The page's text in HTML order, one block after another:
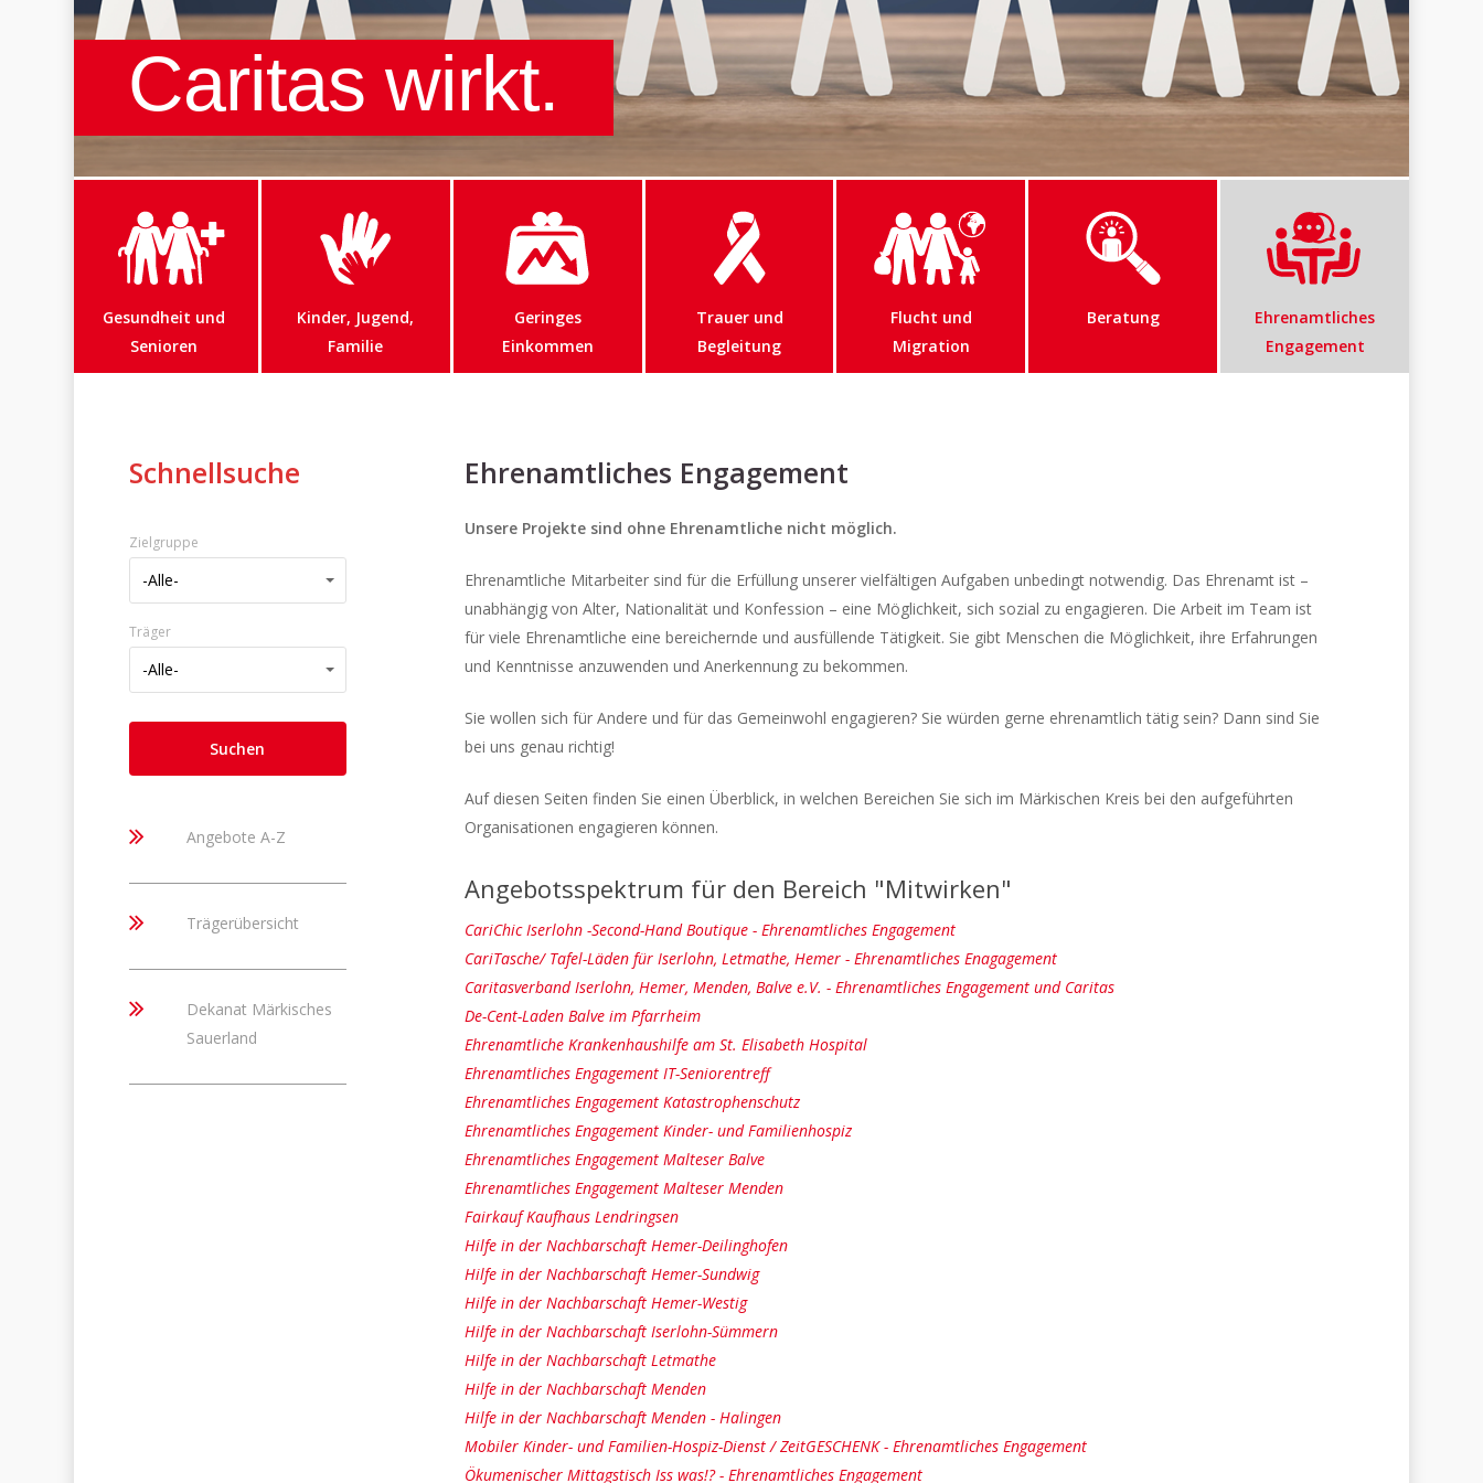
Caritas wirkt.
Gesundheit und
Senioren
Kinder, Jugend,
Familie
Geringes
Einkommen
Trauer und
Begleitung
Flucht und
Migration
Beratung
Ehrenamtliches
Engagement
Schnellsuche
Zielgruppe
-Alle-
Zielgruppe
Träger
-Alle-
Träger
Angebote A-Z
Trägerübersicht
Dekanat Märkisches
Sauerland
Ehrenamtliches Engagement
Unsere Projekte sind ohne Ehrenamtliche nicht möglich.
Ehrenamtliche Mitarbeiter sind für die Erfüllung unserer vielfältigen Aufgaben unbedingt notwendig. Das Ehrenamt ist –
unabhängig von Alter, Nationalität und Konfession – eine Möglichkeit, sich sozial zu engagieren. Die Arbeit im Team ist
für viele Ehrenamtliche eine bereichernde und ausfüllende Tätigkeit. Sie gibt Menschen die Möglichkeit, ihre Erfahrungen
und Kenntnisse anzuwenden und Anerkennung zu bekommen.
Sie wollen sich für Andere und für das Gemeinwohl engagieren? Sie würden gerne ehrenamtlich tätig sein? Dann sind Sie
bei uns genau richtig!
Auf diesen Seiten finden Sie einen Überblick, in welchen Bereichen Sie sich im Märkischen Kreis bei den aufgeführten
Organisationen engagieren können.
Angebotsspektrum für den Bereich "Mitwirken"
CariChic Iserlohn -Second-Hand Boutique - Ehrenamtliches Engagement
CariTasche/ Tafel-Läden für Iserlohn, Letmathe, Hemer - Ehrenamtliches Enagagement
Caritasverband Iserlohn, Hemer, Menden, Balve e.V. - Ehrenamtliches Engagement und Caritas
De-Cent-Laden Balve im Pfarrheim
Ehrenamtliche Krankenhaushilfe am St. Elisabeth Hospital
Ehrenamtliches Engagement IT-Seniorentreff
Ehrenamtliches Engagement Katastrophenschutz
Ehrenamtliches Engagement Kinder- und Familienhospiz
Ehrenamtliches Engagement Malteser Balve
Ehrenamtliches Engagement Malteser Menden
Fairkauf Kaufhaus Lendringsen
Hilfe in der Nachbarschaft Hemer-Deilinghofen
Hilfe in der Nachbarschaft Hemer-Sundwig
Hilfe in der Nachbarschaft Hemer-Westig
Hilfe in der Nachbarschaft Iserlohn-Sümmern
Hilfe in der Nachbarschaft Letmathe
Hilfe in der Nachbarschaft Menden
Hilfe in der Nachbarschaft Menden - Halingen
Mobiler Kinder- und Familien-Hospiz-Dienst / ZeitGESCHENK - Ehrenamtliches Engagement
Ökumenischer Mittagstisch Iss was!? - Ehrenamtliches Engagement